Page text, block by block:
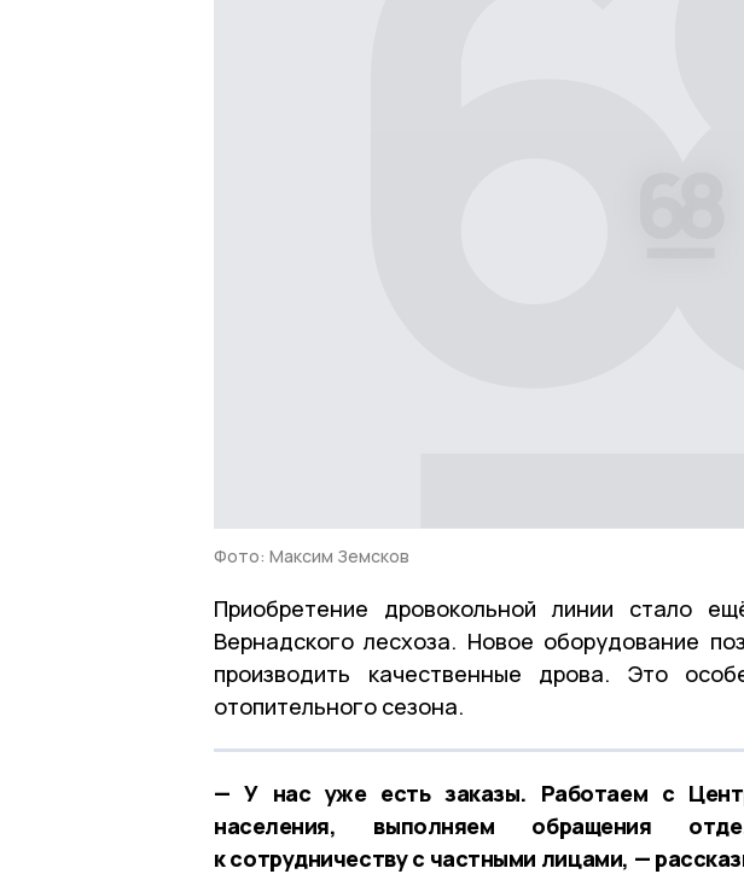
Фото: Максим Земсков
Приобретение дровокольной линии стало
Вернадского лесхоза. Новое оборудование
производить качественные дрова. Это
отопительного сезона.
— У нас уже есть заказы. Работаем с
населения, выполняем обращения
к сотрудничеству с частными лицами, —